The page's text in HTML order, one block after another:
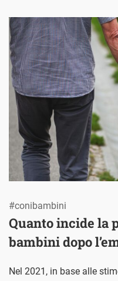
Quanto incide la
bambini dopo
#conibambini
Nel 2021, in base alle